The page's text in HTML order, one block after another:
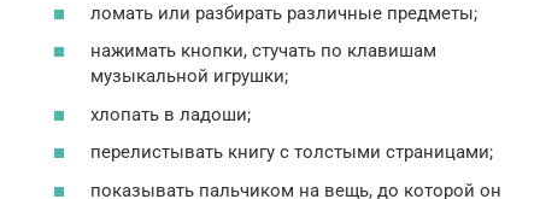
ломать или разбирать различные предметы;
нажимать кнопки, стучать по клавишам
музыкальной игрушки;
хлопать в ладоши;
перелистывать книгу с толстыми страницами;
показывать пальчиком на вещь, до которой он